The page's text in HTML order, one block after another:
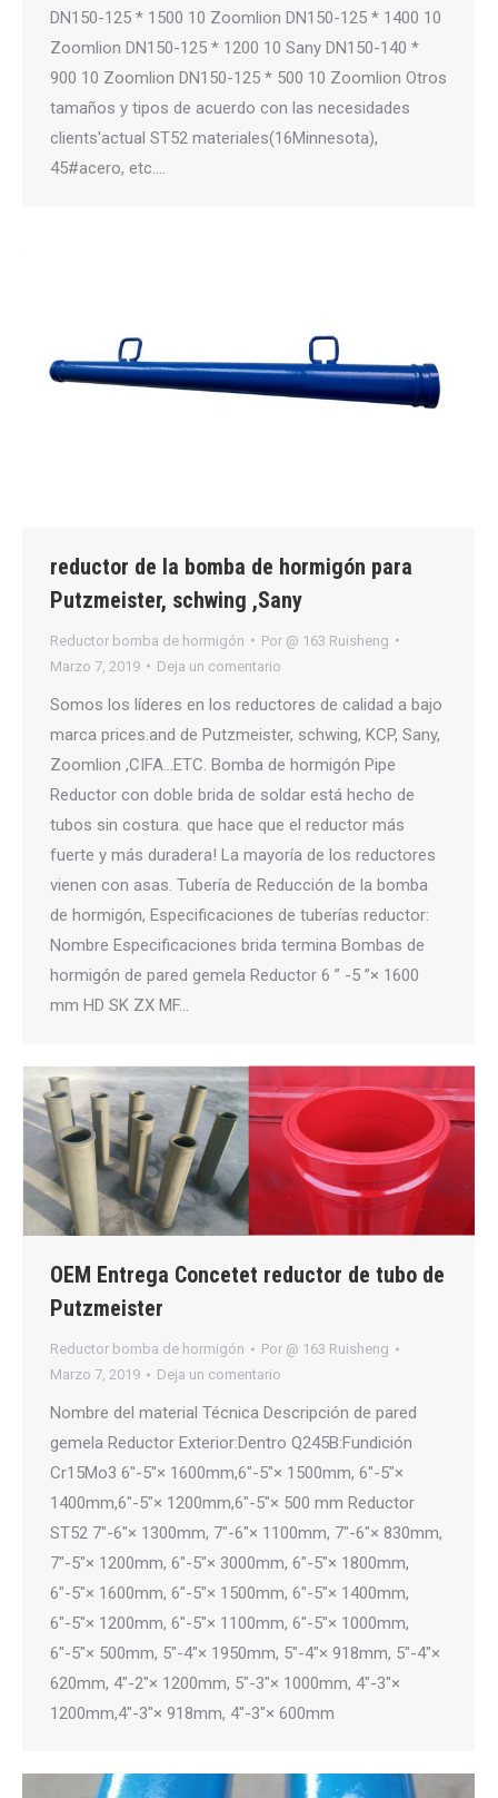
DN150-125 * 1500 10 Zoomlion DN150-125 * 1400 10
Zoomlion DN150-125 * 1200 10 Sany DN150-140 *
900 10 Zoomlion DN150-125 * 500 10 Zoomlion Otros
tamaños y tipos de acuerdo con las necesidades
clients'actual ST52 materiales(16Minnesota),
45#acero, etc.…
reductor de la bomba de hormigón para
Putzmeister, schwing ,Sany
Reductor bomba de hormigón Por @ 163 Ruisheng
Marzo 7, 2019
Deja un comentario
Somos los líderes en los reductores de calidad a bajo
marca prices.and de Putzmeister, schwing, KCP, Sany,
Zoomlion ,CIFA…ETC. Bomba de hormigón Pipe
Reductor con doble brida de soldar está hecho de
tubos sin costura. que hace que el reductor más
fuerte y más duradera! La mayoría de los reductores
vienen con asas. Tubería de Reducción de la bomba
de hormigón, Especificaciones de tuberías reductor:
Nombre Especificaciones brida termina Bombas de
hormigón de pared gemela Reductor 6 ” -5 ”× 1600
mm HD SK ZX MF…
OEM Entrega Concetet reductor de tubo de
Putzmeister
Reductor bomba de hormigón Por @ 163 Ruisheng
Marzo 7, 2019
Deja un comentario
Nombre del material Técnica Descripción de pared
gemela Reductor Exterior:Dentro Q245B:Fundición
Cr15Mo3 6″-5″× 1600mm,6″-5″× 1500mm, 6″-5″×
1400mm,6″-5″× 1200mm,6″-5″× 500 mm Reductor
ST52 7″-6″× 1300mm, 7″-6″× 1100mm, 7″-6″× 830mm,
7″-5″× 1200mm, 6″-5″× 3000mm, 6″-5″× 1800mm,
6″-5″× 1600mm, 6″-5″× 1500mm, 6″-5″× 1400mm,
6″-5″× 1200mm, 6″-5″× 1100mm, 6″-5″× 1000mm,
6″-5″× 500mm, 5″-4″× 1950mm, 5″-4″× 918mm, 5″-4″×
620mm, 4″-2″× 1200mm, 5″-3″× 1000mm, 4″-3″×
1200mm,4″-3″× 918mm, 4″-3″× 600mm